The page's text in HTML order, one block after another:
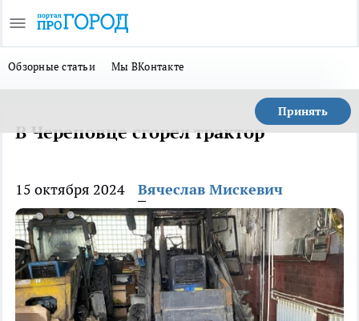
Обзорные статьи Мы ВКонтакте
Принять
В Череповце сгорел трактор
15 октября 2024 Вячеслав Мискевич